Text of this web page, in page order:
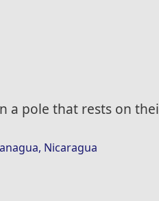
a pole that rests on
Nicaragua